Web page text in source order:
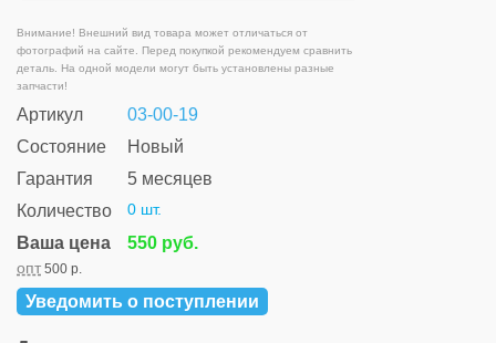
Внимание! Внешний вид товара может отличаться от
фотографий на сайте. Перед покупкой рекомендуем сравнить
деталь. На одной модели могут быть установлены разные
запчасти!
Артикул
03-00-19
Состояние
Новый
Гарантия
5 месяцев
Количество
0 шт.
Ваша цена 550 руб.
опт 500 р.
Уведомить о поступлении